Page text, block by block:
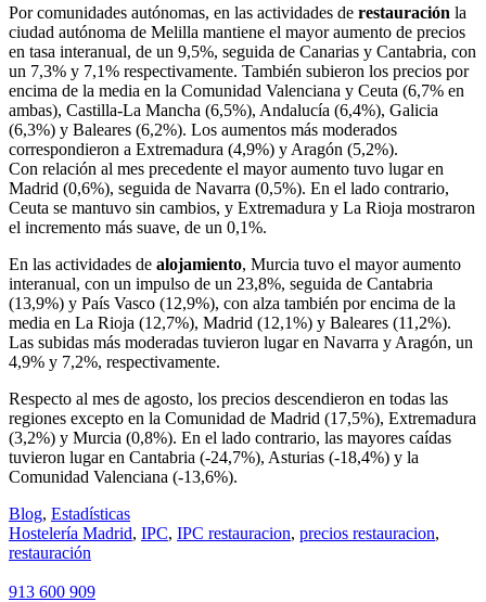
Por comunidades autónomas, en las actividades de restauración la
ciudad autónoma de Melilla mantiene el mayor aumento de precios
en tasa interanual, de un 9,5%, seguida de Canarias y Cantabria, con
un 7,3% y 7,1% respectivamente. También subieron los precios por
encima de la media en la Comunidad Valenciana y Ceuta (6,7% en
ambas), Castilla-La Mancha (6,5%), Andalucía (6,4%), Galicia
(6,3%) y Baleares (6,2%). Los aumentos más moderados
correspondieron a Extremadura (4,9%) y Aragón (5,2%).
Con relación al mes precedente el mayor aumento tuvo lugar en
Madrid (0,6%), seguida de Navarra (0,5%). En el lado contrario,
Ceuta se mantuvo sin cambios, y Extremadura y La Rioja mostraron
el incremento más suave, de un 0,1%.
En las actividades de alojamiento, Murcia tuvo el mayor aumento
interanual, con un impulso de un 23,8%, seguida de Cantabria
(13,9%) y País Vasco (12,9%), con alza también por encima de la
media en La Rioja (12,7%), Madrid (12,1%) y Baleares (11,2%).
Las subidas más moderadas tuvieron lugar en Navarra y Aragón, un
4,9% y 7,2%, respectivamente.
Respecto al mes de agosto, los precios descendieron en todas las
regiones excepto en la Comunidad de Madrid (17,5%), Extremadura
(3,2%) y Murcia (0,8%). En el lado contrario, las mayores caídas
tuvieron lugar en Cantabria (-24,7%), Asturias (-18,4%) y la
Comunidad Valenciana (-13,6%).
Blog, Estadísticas
Hostelería Madrid, IPC, IPC restauracion, precios restauracion,
restauración
913 600 909